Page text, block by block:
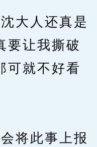
大人还真是
要让我撕破
可就不好看
将此事上报